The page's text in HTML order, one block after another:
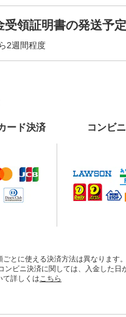
受領証明書の発送予
2週間程度
ード決済 コンビ
とに使える決済方法は異なります。
ビニ決済に関しては、入金した日
詳しくはこちら